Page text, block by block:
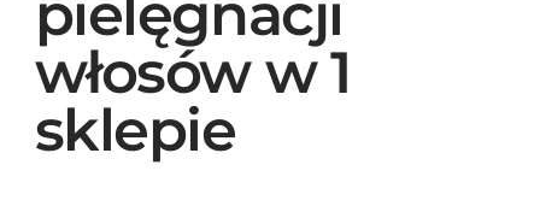
pielęgnacji
włosów w 1
sklepie